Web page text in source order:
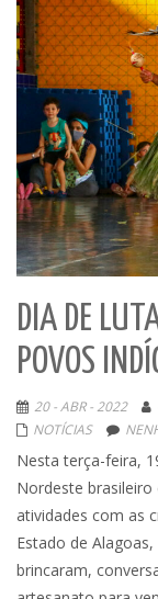
DIA DE
POVOS
20 - ABR - 2022
NOTÍCIAS
Nesta terça-feira,
Nordeste
atividades com as
Estado de
brincaram,